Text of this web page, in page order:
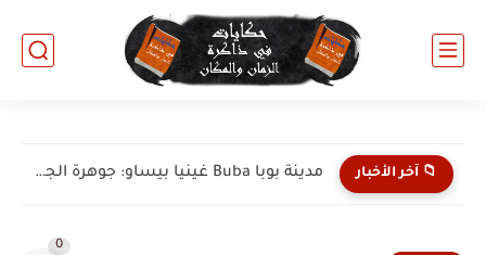
📁 آخر الأخبار مدينة إيلورين Ilorin النيجيرية: مدينة الجمال والتراث الإسلامي العريق في...
0